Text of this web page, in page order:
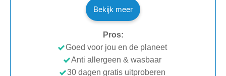
Bekijk meer
Pros:
Goed voor jou en de planeet
Anti allergeen & wasbaar
30 dagen gratis uitproberen